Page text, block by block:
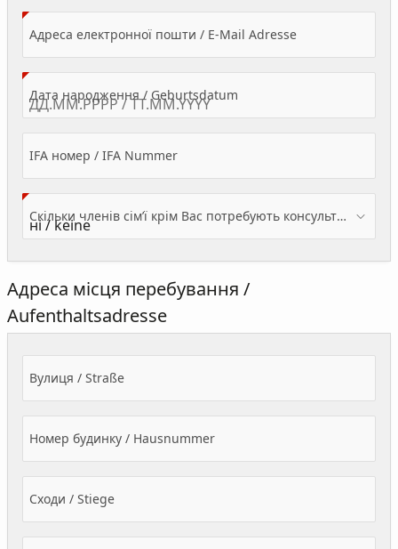
Адреса електронної пошти / E-Mail Adresse(Value Required)
Дата народження / Geburtsdatum
IFA номер / IFA Nummer
Скільки членів сім’ї крім Вас потребують консультації? / Wieviele Familienmitglieder brauchen Beratung - zusätzlich zu Ihnen?
Адреса місця перебування /
Aufenthaltsadresse
Вулиця / Straße
Номер будинку / Hausnummer
Сходи / Stiege